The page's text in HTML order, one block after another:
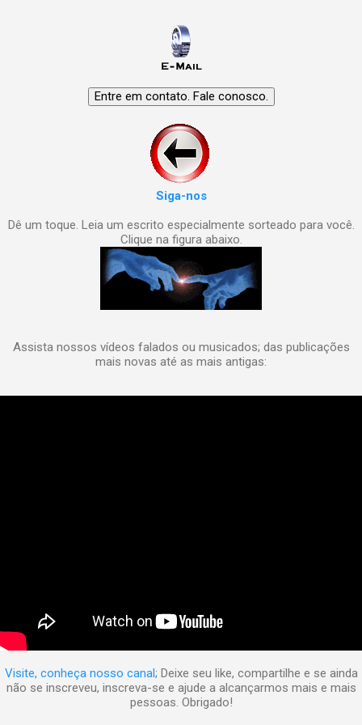
Siga-nos
Dê um toque. Leia um escrito especialmente sorteado para você.
Clique na figura abaixo.
Assista nossos vídeos falados ou musicados; das publicações
mais novas até as mais antigas:
Visite, conheça nosso canal; Deixe seu like, compartilhe e se ainda
não se inscreveu, inscreva-se e ajude a alcançarmos mais e mais
pessoas. Obrigado!